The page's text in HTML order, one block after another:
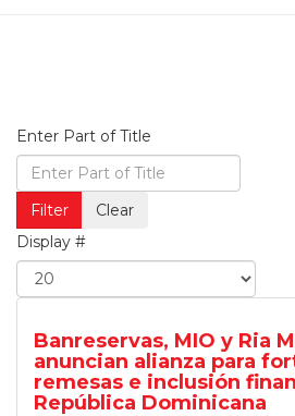
Enter Part of Title
Filter
Clear
Display #
Banreservas, MIO y Ria
anuncian alianza para
remesas e inclusión
República Dominicana